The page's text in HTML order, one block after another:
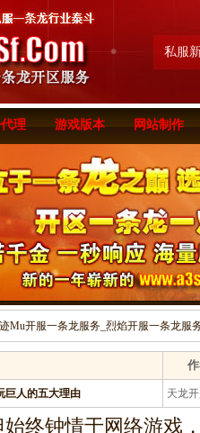
私服
理 游戏版本 网站制作
Mu开服一条龙服务_烈焰开服一条龙服
巨人的五大理由 天龙
终钟情于网络游戏